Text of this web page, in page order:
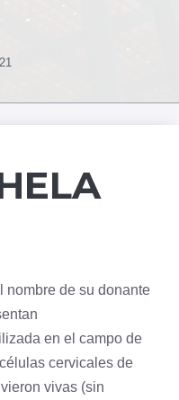
nombre de su donante
en el campo de
cervicales de
vivas (sin